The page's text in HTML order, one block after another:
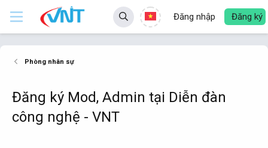
Đăng nhập Đăng ký
Phòng nhân sự
Đăng ký Mod, Admin tại Diễn đàn
công nghệ - VNT